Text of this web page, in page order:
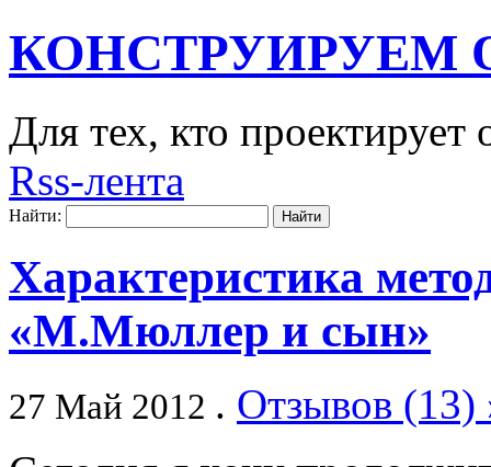
КОНСТРУИРУЕМ
Для тех, кто проектирует
Rss-лента
Найти:
Характеристика
«М.Мюллер и сын»
27 Май 2012 . Отзывов (13)